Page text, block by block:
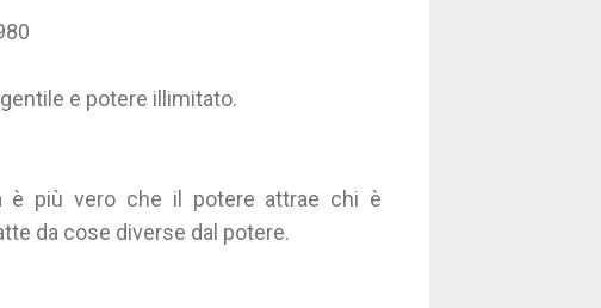
e potere illimitato.
è più vero che il potere attrae chi è
da cose diverse dal potere.